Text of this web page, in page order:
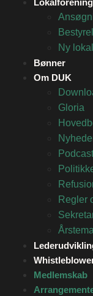
Ny
Bønner
Om DUK
Gloria
Podcast
Regler
Årstema
Medlemskab